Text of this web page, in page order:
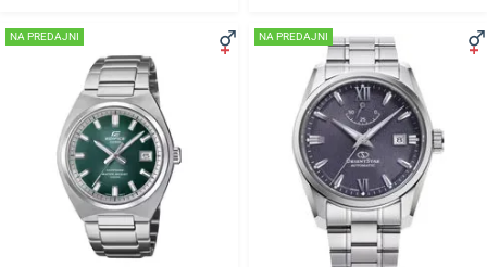
NA PREDAJNI NA PREDAJNI